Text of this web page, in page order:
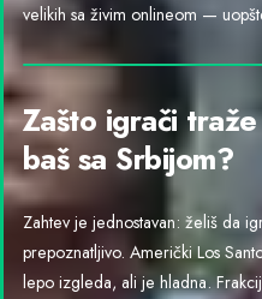
velikih sa živim onlineom —
Zašto igrači
baš sa Srbijom?
Zahtev je jednostavan: želiš da
prepoznatljivo. Američki Los
lepo izgleda, ali je hladna.